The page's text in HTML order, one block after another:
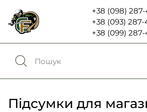
+38 (098)
+38 (093)
+38 (099)
Підсумки для